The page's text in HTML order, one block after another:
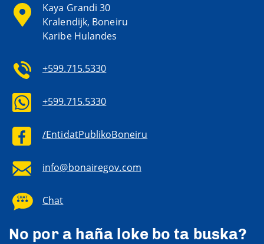
Kaya Grandi 30
Kralendijk, Boneiru
Karibe Hulandes
+599.715.5330
+599.715.5330
/EntidatPublikoBoneiru
info@bonairegov.com
Chat
No por a haña loke bo ta buska?